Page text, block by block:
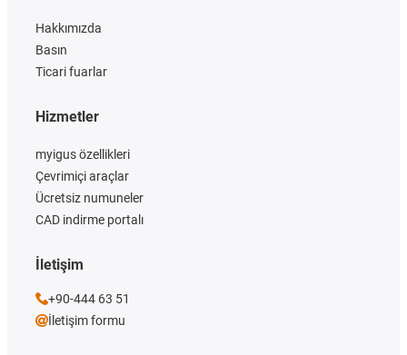
Hakkımızda
Basın
Ticari fuarlar
Hizmetler
myigus özellikleri
Çevrimiçi araçlar
Ücretsiz numuneler
CAD indirme portalı
İletişim
+90-444 63 51
İletişim formu